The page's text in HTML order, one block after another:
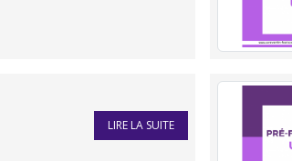
LIRE LA SUITE